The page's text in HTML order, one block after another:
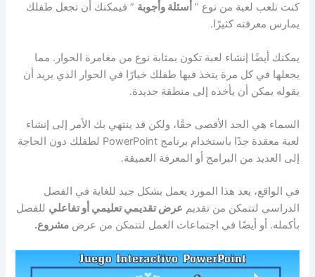
كنت تلعب لعبة من نوع ” أسئلة وأجوبة ” فيمكنك أن تجعل طفلك
يمارس معرفته كثيرًا.
يمكنك أيضًا إنشاء لعبة تكون بمثابة نوع من مغامرة الحوار. مما
يجعلها في كل مرة يتخذ فيها طفلك خيارًا في الحوار الذي يريد أن
يقوله يمكن أن يأخذه إلى منطقة جديدة.
السماء هي الحد الأقصى حقًا، ولكن قد ينتهي بك الأمر إلى إنشاء
لعبة معقدة جدًا باستخدام برنامج PowerPoint لطفلك دون الحاجة
إلى العديد من البرامج أو المعرفة العميقة.
في الواقع، يعد هذا المورد يعمل بشكل جيد للغاية في الفصل
الدراسي لتتمكن من تقديم عرض تقديمي تعليمي أو تفاعلي للفصل
بأكمله. أو أيضًا في اجتماعات العمل لتتمكن من عرضمشروع.